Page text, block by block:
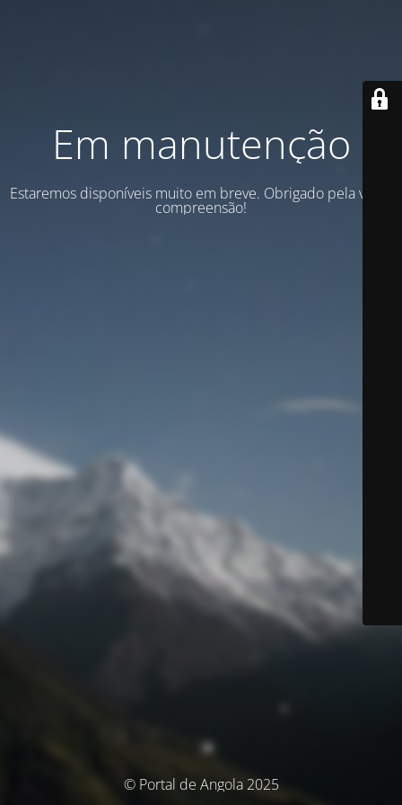
Em manutenção
Estaremos disponíveis muito em breve. Obrigado pela vossa
compreensão!
© Portal de Angola 2025